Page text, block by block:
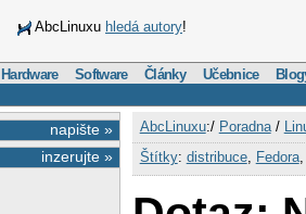
AbcLinuxu hledá autory!
Hardware Software Články Učebnice
napište »
inzerujte »
AbcLinuxu:/ Poradna/
Štítky: distribuce, Fedora